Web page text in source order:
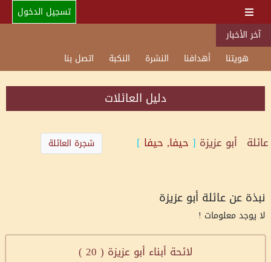
تسجيل الدخول
آخر الأخبار
هويتنا
أهدافنا النشرة النكبة اتصل بنا
دليل العائلات
عائلة أبو عزيزة [ حيفا, حيفا ] شجرة العائلة
نبذة عن عائلة أبو عزيزة
لا يوجد معلومات !
لائحة أبناء أبو عزيزة ( 20
)